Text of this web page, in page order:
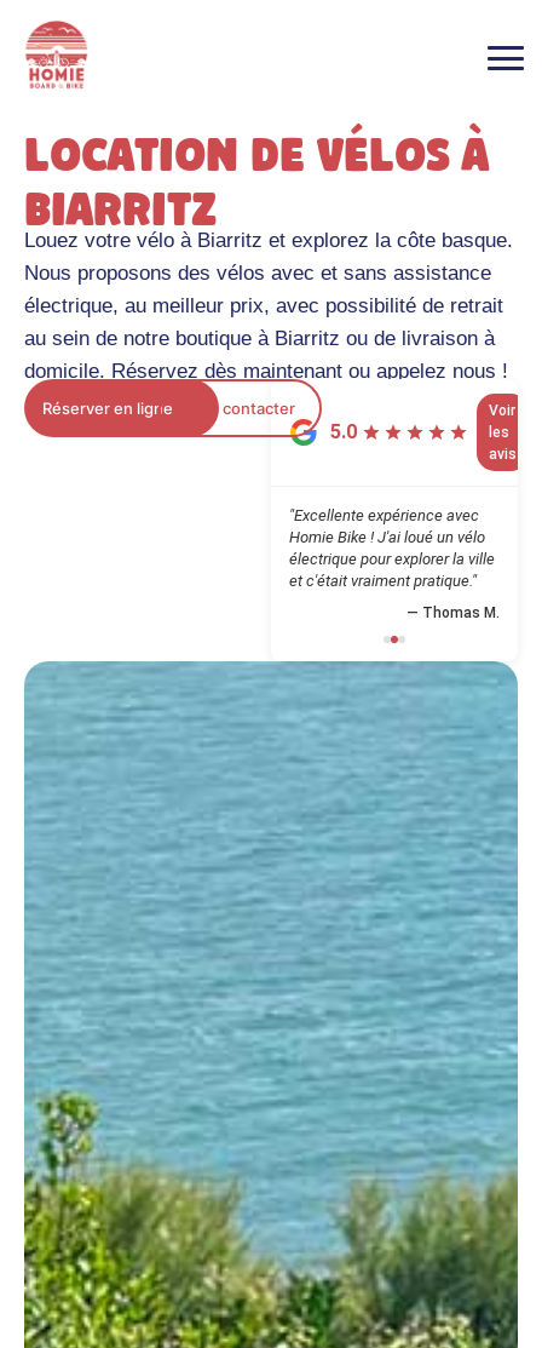
Location de vélos à
Biarritz
Louez votre vélo à Biarritz et explorez la côte basque.
Nous proposons des vélos avec et sans assistance
électrique, au meilleur prix, avec possibilité de retrait
au sein de notre boutique à Biarritz ou de livraison à
domicile. Réservez dès maintenant ou appelez nous !
Réserver en ligne Nous contacter
5.0
26
Voir
les
avis
"Très bonne location de vélos !
Réservation facile, prix
raisonnables et vélos de
qualité. Une adresse à retenir !"
— Sophie L.